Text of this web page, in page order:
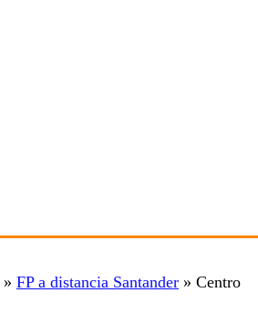
» FP a distancia Santander » Centro